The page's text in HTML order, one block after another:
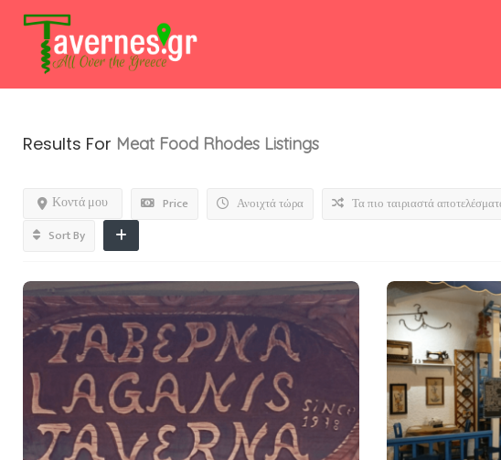
Results For Meat Food Rhodes Listings
Price Ανοιχτά τώρα
Κοντά μου
Τα πιο ταιριαστά
Sort By